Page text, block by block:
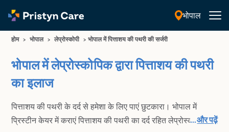
भोपाल
होम > भोपाल > लेप्रोस्कोपी > भोपाल में पित्ताशय की पथरी की सर्जरी
भोपाल में लेप्रोस्कोपिक द्वारा पित्ताशय की पथरी
का इलाज
पित्ताशय की पथरी के दर्द से हमेशा के लिए पाएं छुटकारा। भोपाल में
प्रिस्टीन केयर में कराएं पित्ताशय की पथरी का दर्द रहित लेप्रोस्कोपिक
...और पढ़ें